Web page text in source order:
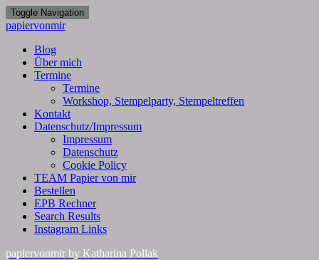
Toggle Navigation
papiervonmir
Blog
Über mich
Termine
Termine
Workshop, Stempelparty, Stempeltreffen
Kontakt
Datenschutz/Impressum
Impressum
Datenschutz
Cookie Policy
TEAM Papier von mir
Bestellen
EPB Rechner
Search Results
Instagram Links
papiervonmir by Katharina Pollak